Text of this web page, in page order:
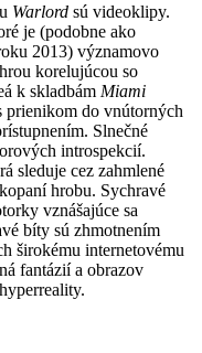
Warlord sú videoklipy.
je (podobne ako
2013) významovo
korelujúcou so
k skladbám Miami
do vnútorných
Slnečné
introspekcií.
sleduje cez zahmlené
hrobu. Sychravé
vznášajúce sa
bíty sú zhmotnením
širokému internetovému
fantázií a obrazov